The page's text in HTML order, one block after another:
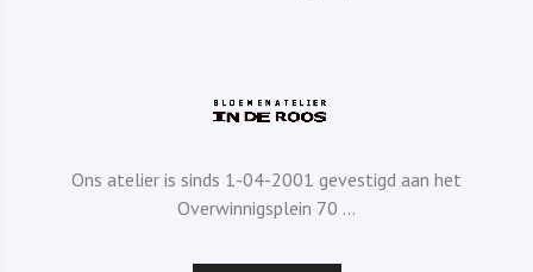
Ons atelier is sinds 1-04-2001 gevestigd aan het
Overwinnigsplein 70 ...